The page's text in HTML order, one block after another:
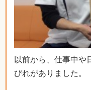
以前から、仕事中や
びれがありました。